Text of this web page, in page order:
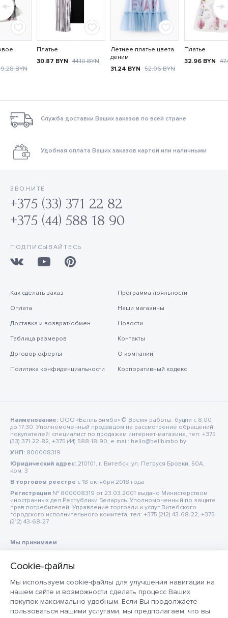
Мы используем cookie-файлы для улучшения навигации на
нашем сайте и возможности сделать процесс Ваших
покупок максимально удобным. Если Вы продолжаете
пользоваться нашими услугами, мы предполагаем, что вы
BYN
Платье
30.87 BYN 44.10BYN
Летнее платье цвета
деним
31.24 BYN 52.06BYN
Платье
32.96 BYN
Служба доставки Ваших заказов по всей стране
Удобная оплата Ваших заказов картой или наличными
ЗВОНИТЕ
+375 (33) 371 22 82
+375 (44) 588 18 90
ПОДПИСЫВАЙТЕСЬ
Как сделать заказ
Оплата
Доставка и возврат/обмен
Таблица размеров
Договор оферты
Политика конфиденциальности
Программа лояльности
Наши магазины
Новости
Контакты
О компании
Корпоративный кодекс
Наименование: ООО «Белль Бимбо» © Время работы: будни с 8:00
до 17:30. Уполномоченный продавцом на рассмотрение обращений
покупателей: специалист по продажам интернет-магазина, тел: +375
(33) 371-22-82, +375 (44) 588-18-90, e-mail: hello@bellbimbo.by
УНП: 800008319
Юридический адрес: 210101, г. Витебск, ул. Петруся Бровки, 50А,
ком. 3
В торговом реестре c 18 октября 2018 года
Регистрация № 800008319 от 23.03.2001 выдано Министерством
иностранных дел Республики Беларусь. Уполномоченный по защите
прав потребителей: Управление торговли и услуг Витебского
городского исполнительного комитета, тел: +375 (212) 43-68-22, +375
(212) 43-68-27
Мы принимаем